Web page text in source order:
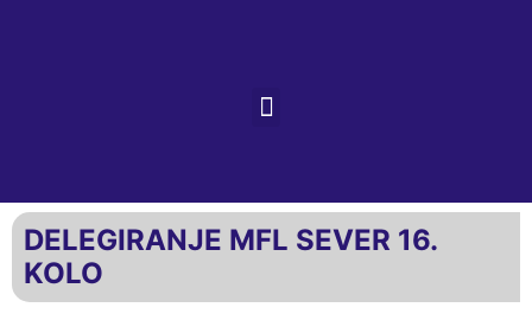
DELEGIRANJE MFL SEVER 16.
KOLO